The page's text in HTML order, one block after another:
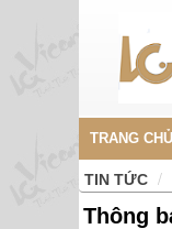
TRANG CHỦ
TIN TỨC
Thông